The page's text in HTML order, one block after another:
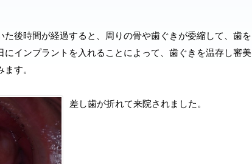
後時間が経過すると、周りの骨や歯ぐきが委縮して、歯を
インプラントを入れることによって、歯ぐきを温存し審美
す。
差し歯が折れて来院されました。